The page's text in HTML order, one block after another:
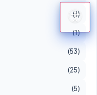
(1)
(1)
(53)
(25)
(5)